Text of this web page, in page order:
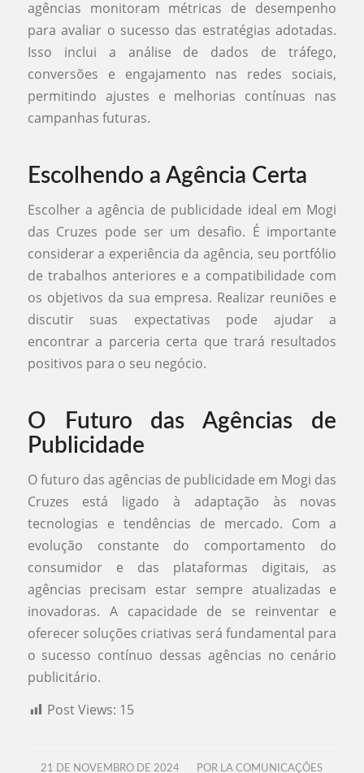
agências monitoram métricas de desempenho
para avaliar o sucesso das estratégias adotadas.
Isso inclui a análise de dados de tráfego,
conversões e engajamento nas redes sociais,
permitindo ajustes e melhorias contínuas nas
campanhas futuras.
Escolhendo a Agência Certa
Escolher a agência de publicidade ideal em Mogi
das Cruzes pode ser um desafio. É importante
considerar a experiência da agência, seu portfólio
de trabalhos anteriores e a compatibilidade com
os objetivos da sua empresa. Realizar reuniões e
discutir suas expectativas pode ajudar a
encontrar a parceria certa que trará resultados
positivos para o seu negócio.
O Futuro das Agências de
Publicidade
O futuro das agências de publicidade em Mogi das
Cruzes está ligado à adaptação às novas
tecnologias e tendências de mercado. Com a
evolução constante do comportamento do
consumidor e das plataformas digitais, as
agências precisam estar sempre atualizadas e
inovadoras. A capacidade de se reinventar e
oferecer soluções criativas será fundamental para
o sucesso contínuo dessas agências no cenário
publicitário.
Post Views: 15
21 DE NOVEMBRO DE 2024
/ POR LA COMUNICAÇÕES